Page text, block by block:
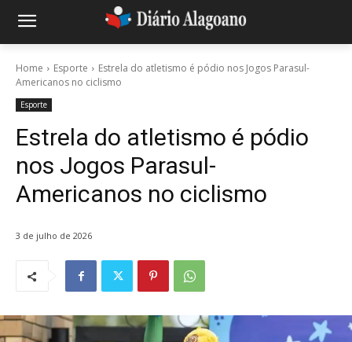
Home Esporte
Estrela do atletismo é pódio nos Jogos Parasul-
Americanos no ciclismo
Esporte
Estrela do atletismo é pódio
nos Jogos Parasul-
Americanos no ciclismo
3 de julho de 2026